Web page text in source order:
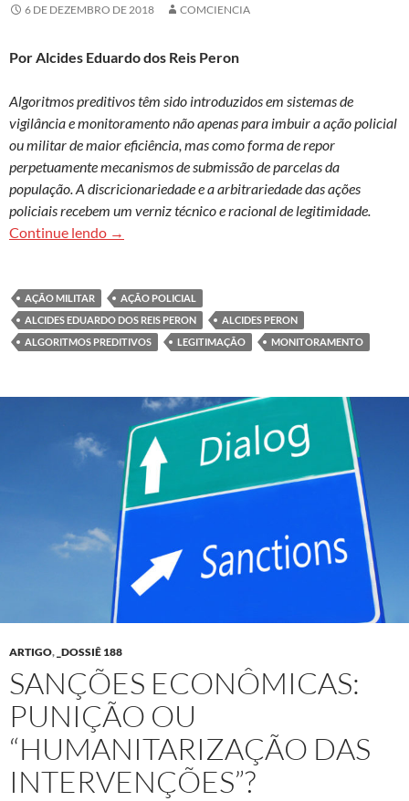
6 DE DEZEMBRO DE 2018 COMCIENCIA
Por Alcides Eduardo dos Reis Peron
Algoritmos preditivos têm sido introduzidos em sistemas de
vigilância e monitoramento não apenas para imbuir a ação policial
ou militar de maior eficiência, mas como forma de repor
perpetuamente mecanismos de submissão de parcelas da
população. A discricionariedade e a arbitrariedade das ações
policiais recebem um verniz técnico e racional de legitimidade.
Continue lendo Vaticínios punitivos: os algoritmos preditivos e
→
AÇÃO MILITAR
AÇÃO POLICIAL
ALCIDES EDUARDO DOS REIS PERON
ALCIDES PERON
ALGORITMOS PREDITIVOS
LEGITIMAÇÃO MONITORAMENTO
ARTIGO, _DOSSIÊ 188
SANÇÕES ECONÔMICAS:
PUNIÇÃO OU
“HUMANITARIZAÇÃO DAS
INTERVENÇÕES”?